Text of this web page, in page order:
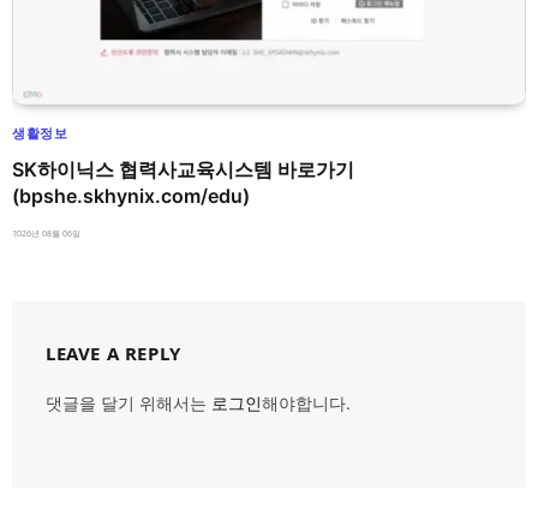
생활정보
SK하이닉스 협력사교육시스템 바로가기
(bpshe.skhynix.com/edu)
2026년 08월 06일
LEAVE A REPLY
댓글을 달기 위해서는 로그인해야합니다.